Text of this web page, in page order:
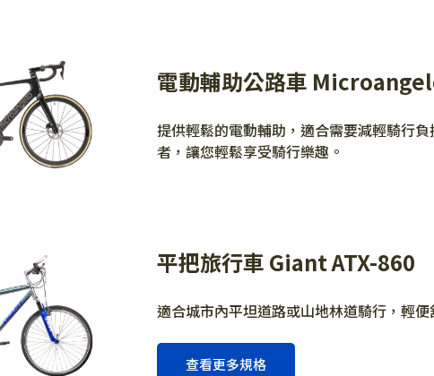
電動輔助公路車
提供輕鬆的電動輔助，適合需要減輕騎行負
者，讓您輕鬆享受騎行樂趣。
平把旅行車 Giant ATX-860
適合城市內平坦道路或山地林道騎行，輕便
查看更多規格